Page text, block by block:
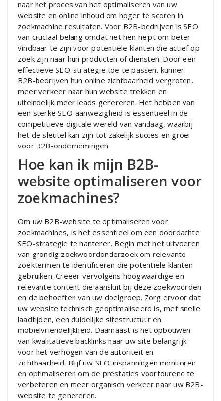
naar het proces van het optimaliseren van uw
website en online inhoud om hoger te scoren in
zoekmachine resultaten. Voor B2B-bedrijven is SEO
van cruciaal belang omdat het hen helpt om beter
vindbaar te zijn voor potentiële klanten die actief op
zoek zijn naar hun producten of diensten. Door een
effectieve SEO-strategie toe te passen, kunnen
B2B-bedrijven hun online zichtbaarheid vergroten,
meer verkeer naar hun website trekken en
uiteindelijk meer leads genereren. Het hebben van
een sterke SEO-aanwezigheid is essentieel in de
competitieve digitale wereld van vandaag, waarbij
het de sleutel kan zijn tot zakelijk succes en groei
voor B2B-ondernemingen.
Hoe kan ik mijn B2B-
website optimaliseren voor
zoekmachines?
Om uw B2B-website te optimaliseren voor
zoekmachines, is het essentieel om een doordachte
SEO-strategie te hanteren. Begin met het uitvoeren
van grondig zoekwoordonderzoek om relevante
zoektermen te identificeren die potentiële klanten
gebruiken. Creëer vervolgens hoogwaardige en
relevante content die aansluit bij deze zoekwoorden
en de behoeften van uw doelgroep. Zorg ervoor dat
uw website technisch geoptimaliseerd is, met snelle
laadtijden, een duidelijke sitestructuur en
mobielvriendelijkheid. Daarnaast is het opbouwen
van kwalitatieve backlinks naar uw site belangrijk
voor het verhogen van de autoriteit en
zichtbaarheid. Blijf uw SEO-inspanningen monitoren
en optimaliseren om de prestaties voortdurend te
verbeteren en meer organisch verkeer naar uw B2B-
website te genereren.